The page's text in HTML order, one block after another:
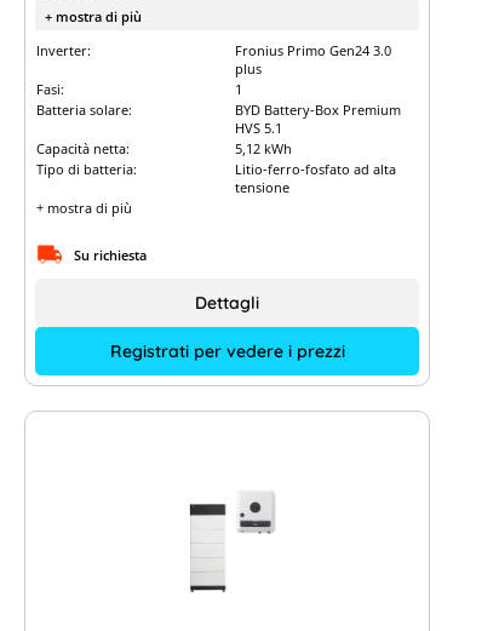
+ mostra di più
Inverter:
Fronius Primo Gen24 3.0
plus
Fasi:
1
Batteria solare:
BYD Battery-Box Premium
HVS 5.1
Capacità netta:
5,12 kWh
Tipo di batteria:
Litio-ferro-fosfato ad alta
tensione
+ mostra di più
Su richiesta
Registrati per vedere i prezzi
Dettagli